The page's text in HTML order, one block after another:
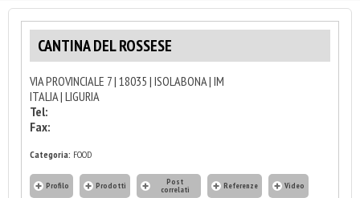
CANTINA DEL ROSSESE
VIA PROVINCIALE 7 | 18035 | ISOLABONA | IM
ITALIA | LIGURIA
Tel:
Fax:
Categoria: FOOD
Profilo Prodotti Post
correlati Referenze Video